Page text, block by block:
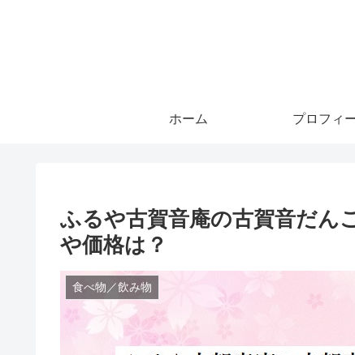
ホーム プロフィ
ふるや古賀音庵の古賀音だん
や価格は？
食べ物／飲み物